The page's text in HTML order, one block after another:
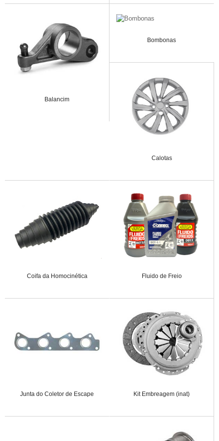
Balancim
Bombonas
Calotas
Coifa da Homocinética Fluido de Freio
Junta do Coletor de Escape Kit Embreagem (inat)